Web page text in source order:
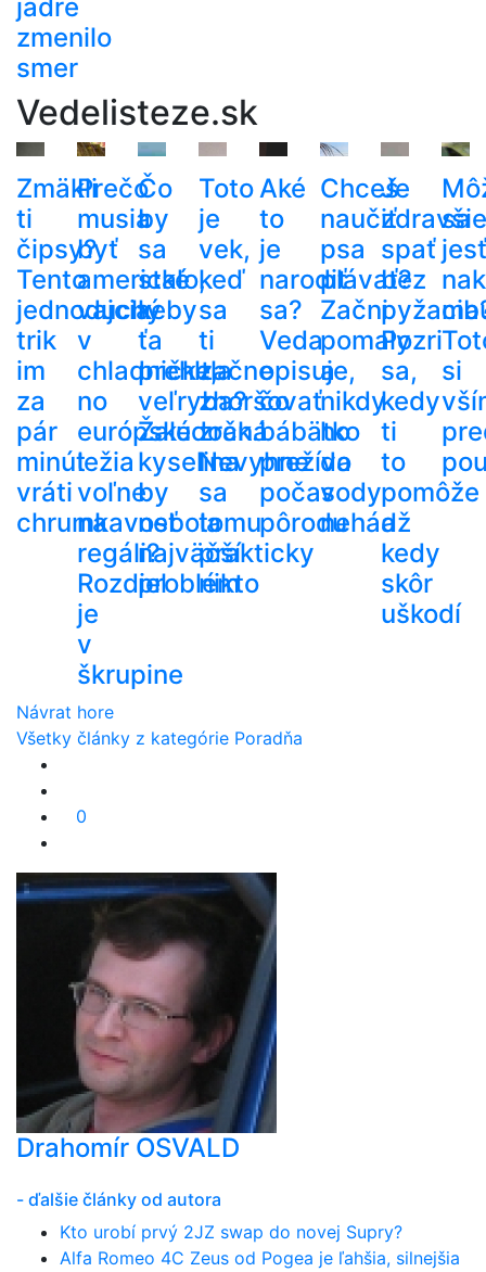
jadre
zmenilo
smer
Vedelisteze.sk
Zmäkli
ti
čipsy?
Tento
jednoduchý
trik
im
za
pár
minút
vráti
chrumkavosť
Prečo
musia
byť
americké
vajcia
v
chladničke,
no
európske
ležia
voľne
na
regáli?
Rozdiel
je
v
škrupine
Čo
by
sa
stalo,
keby
ťa
prehltla
veľryba?
Žalúdočná
kyselina
by
nebola
najväčší
problém
Toto
je
vek,
keď
sa
ti
začne
zhoršovať
zrak.
Nevyhne
sa
tomu
prakticky
nikto
Aké
to
je
narodiť
sa?
Veda
opisuje,
čo
bábätko
prežíva
počas
pôrodu
Chceš
naučiť
psa
plávať?
Začni
pomaly
a
nikdy
ho
do
vody
nehádž
Je
zdravšie
spať
bez
Pozri
sa,
kedy
ti
to
pomôže
a
kedy
skôr
uškodí
sa
jesť
si
Návrat hore
Všetky články z kategórie Poradňa
0
Drahomír OSVALD
- ďalšie články od autora
Kto urobí prvý 2JZ swap do novej Supry?
Alfa Romeo 4C Zeus od Pogea je ľahšia, silnejšia